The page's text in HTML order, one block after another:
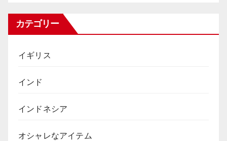
カテゴリー
イギリス
インド
インドネシア
オシャレなアイテム